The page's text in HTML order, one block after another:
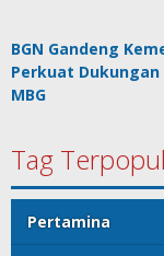
BGN Gandeng
Perkuat
MBG
Tag
Pertamina